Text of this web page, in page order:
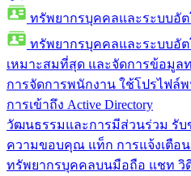
ทรัพยากรบุคคลและระบบอั
ทรัพยากรบุคคลและระบบอั
เหมาะสมที่สุด และจัดการข้อมูล
การจัดการพนักงาน ใช้โปรไฟล์
การเข้าถึง Active Directory
วัฒนธรรมและการมีส่วนร่วม รับ
ความขอบคุณ แท็ก การแจ้งเตือ
ทรัพยากรบุคคลบนมือถือ แชท วิ